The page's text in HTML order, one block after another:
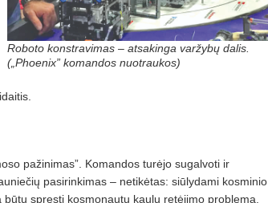
Roboto konstravimas – atsakinga varžybų da­lis.
(„Phoenix” komandos nuotraukos)
pažinimas”. Komandos turėjo sugalvoti ir
pasirinkimas – netikėtas: siūlydami kosminio
spręsti kosmonautų kaulų retėjimo problemą.